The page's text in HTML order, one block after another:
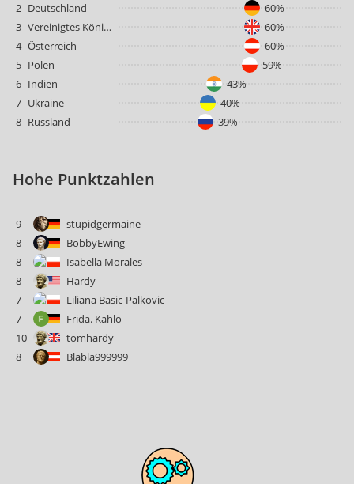
2 Deutschland
60%
3
Vereinigtes Königreich
60%
4 Österreich
60%
5 Polen
59%
6 Indien
43%
7 Ukraine
40%
8 Russland 39%
Hohe Punktzahlen
9
stupidgermaine
8
BobbyEwing
8
Isabella Morales
8
Hardy
7
Liliana Basic-Palkovic
7
Frida. Kahlo
10
tomhardy
8
Blabla999999